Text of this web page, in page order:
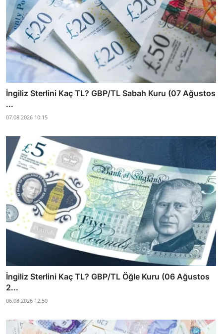
İngiliz Sterlini Kaç TL? GBP/TL Sabah Kuru (07 Ağustos
...
07.08.2026 10:15
İngiliz Sterlini Kaç TL? GBP/TL Öğle Kuru (06 Ağustos
2...
06.08.2026 12:50